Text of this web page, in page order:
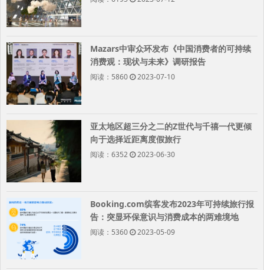
Mazars中审众环发布《中国消费者的可持续
消费观：现状与未来》调研报告
阅读：5860 2023-07-10
亚太地区超三分之二的Z世代与千禧一代更倾
向于选择近距离度假旅行
阅读：6352 2023-06-30
Booking.com缤客发布2023年可持续旅行报
告：突显环保意识与消费成本的两难境地
阅读：5360 2023-05-09